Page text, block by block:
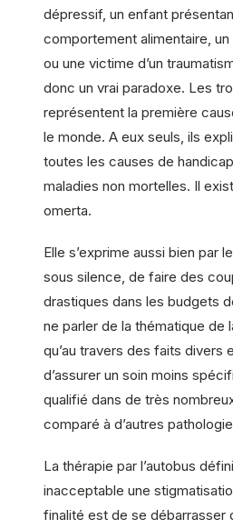
dépressif, un enfant
comportement alimentaire,
ou une victime d’un
donc un vrai paradoxe. Les
représentent la première
le monde. A eux seuls, ils
toutes les causes de
maladies non mortelles. Il
omerta.
Elle s’exprime aussi bien par
sous silence, de faire des
drastiques dans les budgets
ne parler de la thématique de
qu’au travers des faits divers
d’assurer un soin moins
qualifié dans de très
comparé à d’autres
La thérapie par l’autobus
inacceptable une
finalité est de se débarrasser